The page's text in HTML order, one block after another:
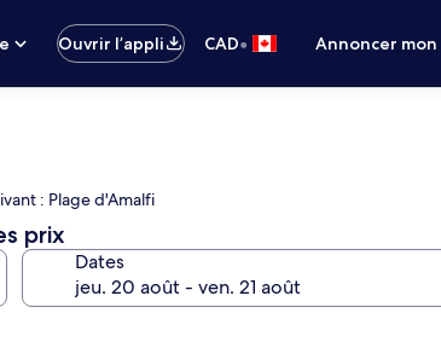
Ouvrir l’appli CAD• Annoncer
: Plage d'Amalfi
prix
Dates